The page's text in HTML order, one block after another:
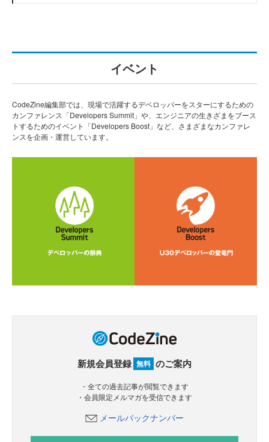
イベント
CodeZine編集部では、現場で活躍するデベロッパーをスターにするための
カンファレンス「Developers Summit」や、エンジニアの生きざまをブース
トするためのイベント「Developers Boost」など、さまざまなカンファレ
ンスを企画・運営しています。
新規会員登録 無料 のご案内
・全ての過去記事が閲覧できます
・会員限定メルマガを受信できます
メールバックナンバー